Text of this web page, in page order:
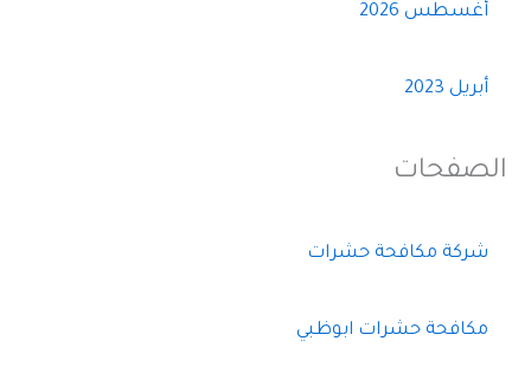
أغسطس 2026
أبريل 2023
الصفحات
شركة مكافحة حشرات
مكافحة حشرات ابوظبي